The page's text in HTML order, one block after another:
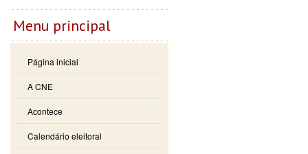
Menu principal
Página inicial
A CNE
Acontece
Calendário eleitoral